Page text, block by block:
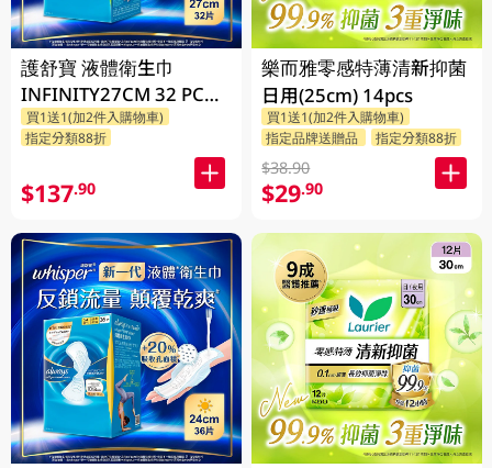
護舒寶 液體衛生巾
INFINITY27CM 32 PC
(包裝隨機發放)
買1送1(加2件入購物車)
指定分類88折
$137.90
樂而雅零感特薄清新抑菌
日用(25cm) 14pcs
買1送1(加2件入購物車)
指定品牌送贈品
指定分類88折
$38.90
$29.90